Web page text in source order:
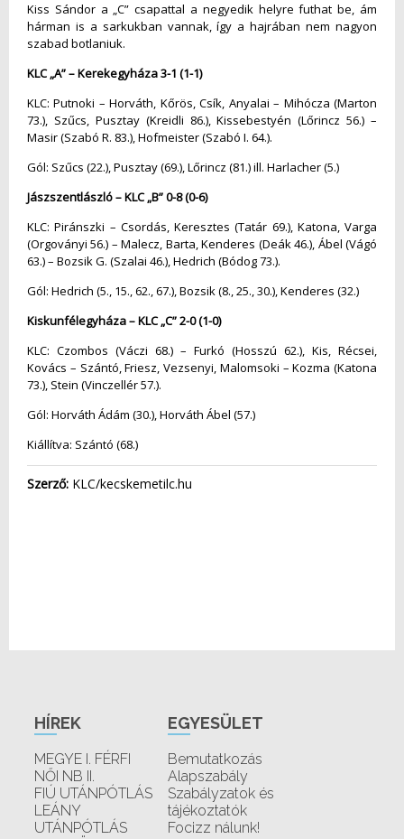
Kiss Sándor a „C” csapattal a negyedik helyre futhat be, ám
hárman is a sarkukban vannak, így a hajrában nem nagyon
szabad botlaniuk.
KLC „A” – Kerekegyháza 3-1 (1-1)
KLC: Putnoki – Horváth, Kőrös, Csík, Anyalai – Mihócza (Marton
73.), Szűcs, Pusztay (Kreidli 86.), Kissebestyén (Lőrincz 56.) –
Masir (Szabó R. 83.), Hofmeister (Szabó I. 64.).
Gól: Szűcs (22.), Pusztay (69.), Lőrincz (81.) ill. Harlacher (5.)
Jászszentlászló – KLC „B” 0-8 (0-6)
KLC: Piránszki – Csordás, Keresztes (Tatár 69.), Katona, Varga
(Orgoványi 56.) – Malecz, Barta, Kenderes (Deák 46.), Ábel (Vágó
63.) – Bozsik G. (Szalai 46.), Hedrich (Bódog 73.).
Gól: Hedrich (5., 15., 62., 67.), Bozsik (8., 25., 30.), Kenderes (32.)
Kiskunfélegyháza – KLC „C” 2-0 (1-0)
KLC: Czombos (Váczi 68.) – Furkó (Hosszú 62.), Kis, Récsei,
Kovács – Szántó, Friesz, Vezsenyi, Malomsoki – Kozma (Katona
73.), Stein (Vinczellér 57.).
Gól: Horváth Ádám (30.), Horváth Ábel (57.)
Kiállítva: Szántó (68.)
Szerző: KLC/kecskemetilc.hu
HÍREK
MEGYE I. FÉRFI
NŐI NB II.
FIÚ UTÁNPÓTLÁS
LEÁNY
UTÁNPÓTLÁS
EGYESÜLET
Bemutatkozás
Alapszabály
Szabályzatok és
tájékoztatók
Focizz nálunk!